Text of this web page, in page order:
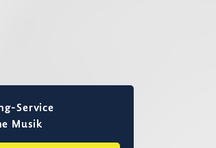
Service
Musik